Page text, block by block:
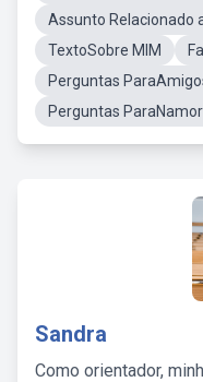
Assunto Relacionado
TextoSobre MIM
Perguntas
Perguntas
Sandra
Como orientador,